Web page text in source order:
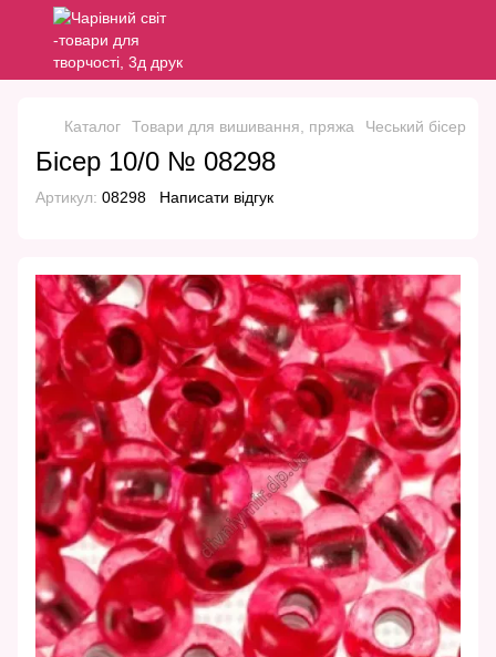
Каталог Товари для вишивання, пряжа Чеський бісер
Бісер 10/0 № 08298
Артикул: 08298 Написати відгук